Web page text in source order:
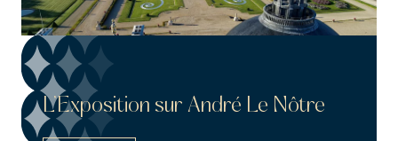
L’Exposition sur André Le Nôtre